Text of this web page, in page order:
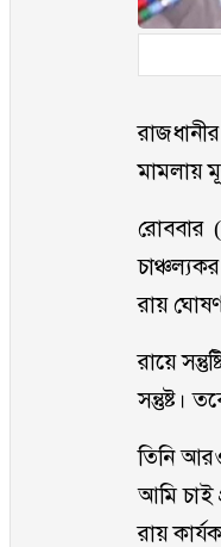
মামলায়
রোববার
রায়
রায়ে
সন্তুষ্ট।
তিনি
আমি চাই
রায়